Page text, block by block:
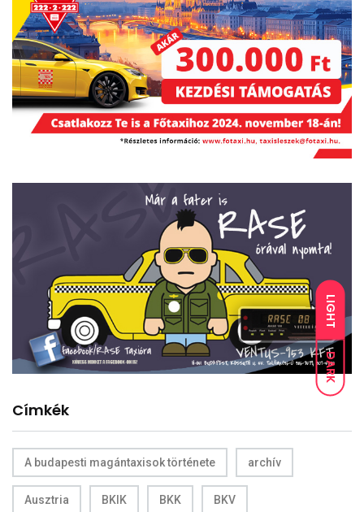
LIGHT
DARK
Címkék
A budapesti magántaxisok története archív
Ausztria BKIK BKK BKV